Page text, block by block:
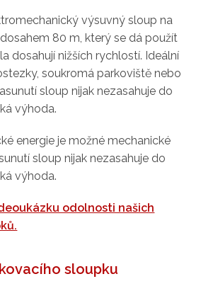
výsuvný sloup na
80 m, který se dá použít
dosahují nižších rychlostí. Ideální
soukromá parkoviště nebo
sloup nijak nezasahuje do
výhoda.
energie je možné mechanické
sloup nijak nezasahuje do
výhoda.
odolnosti našich
sloupku